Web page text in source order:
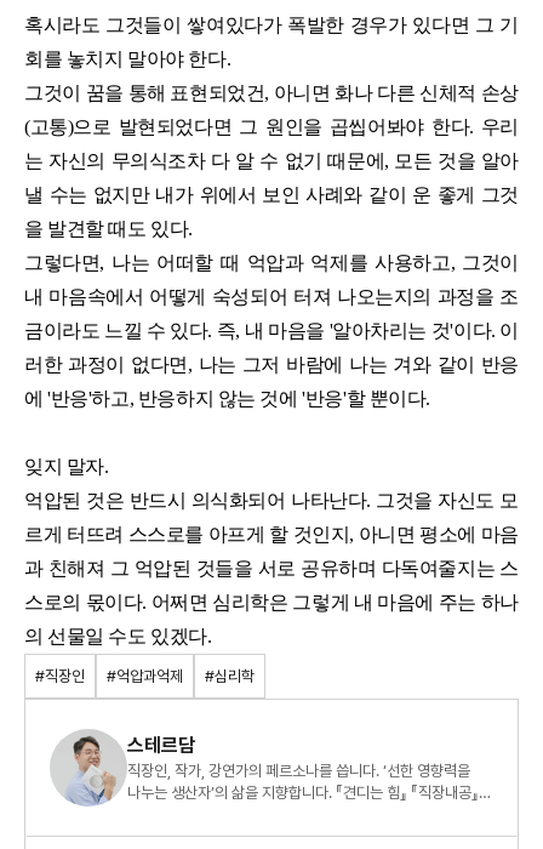
혹시라도 그것들이 쌓여있다가 폭발한 경우가 있다면 그 기
회를 놓치지 말아야 한다.
그것이 꿈을 통해 표현되었건, 아니면 화나 다른 신체적 손상
(고통)으로 발현되었다면 그 원인을 곱씹어봐야 한다. 우리
는 자신의 무의식조차 다 알 수 없기 때문에, 모든 것을 알아
낼 수는 없지만 내가 위에서 보인 사례와 같이 운 좋게 그것
을 발견할 때도 있다.
그렇다면, 나는 어떠할 때 억압과 억제를 사용하고, 그것이
내 마음속에서 어떻게 숙성되어 터져 나오는지의 과정을 조
금이라도 느낄 수 있다. 즉, 내 마음을 '알아차리는 것'이다. 이
러한 과정이 없다면, 나는 그저 바람에 나는 겨와 같이 반응
에 '반응'하고, 반응하지 않는 것에 '반응'할 뿐이다.
잊지 말자.
억압된 것은 반드시 의식화되어 나타난다. 그것을 자신도 모
르게 터뜨려 스스로를 아프게 할 것인지, 아니면 평소에 마음
과 친해져 그 억압된 것들을 서로 공유하며 다독여줄지는 스
스로의 몫이다. 어쩌면 심리학은 그렇게 내 마음에 주는 하나
의 선물일 수도 있겠다.
#직장인 #억압과억제 #심리학
스테르담
직장인, 작가, 강연가의 페르소나를 씁니다. ‘선한 영향력을
나누는 생산자’의 삶을 지향합니다. 『견디는 힘』 『직장내공』